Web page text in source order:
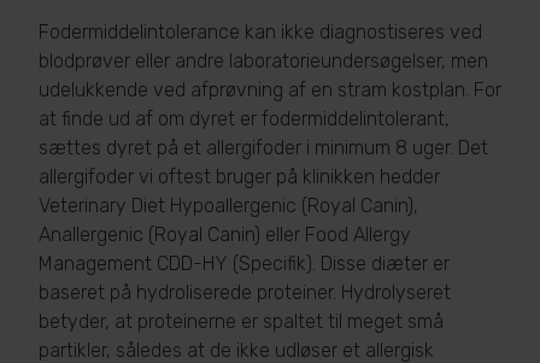
Fodermiddelintolerance kan ikke diagnostiseres ved
blodprøver eller andre laboratorieundersøgelser, men
udelukkende ved afprøvning af en stram kostplan. For
at finde ud af om dyret er fodermiddelintolerant,
sættes dyret på et allergifoder i minimum 8 uger. Det
allergifoder vi oftest bruger på klinikken hedder
Veterinary Diet Hypoallergenic (Royal Canin),
Anallergenic (Royal Canin) eller Food Allergy
Management CDD-HY (Specifik). Disse diæter er
baseret på hydroliserede proteiner. Hydrolyseret
betyder, at proteinerne er spaltet til meget små
partikler, således at de ikke udløser et allergisk